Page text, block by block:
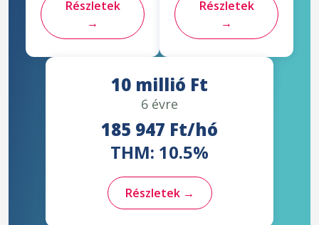
Részletek
→
Részletek
→
10 millió Ft
6 évre
185 947 Ft/hó
THM: 10.5%
Részletek →